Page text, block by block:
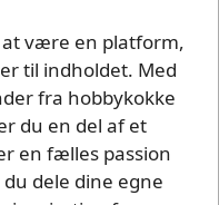
at være en platform,
til indholdet. Med
fra hobbykokke
du en del af et
en fælles passion
dele dine egne